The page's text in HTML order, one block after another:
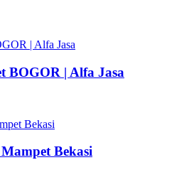
BOGOR | Alfa Jasa
Bekasi